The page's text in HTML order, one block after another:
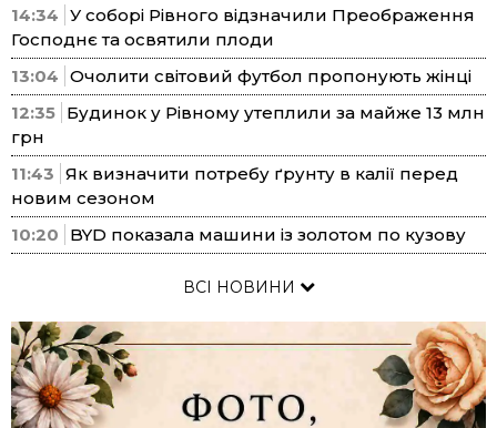
14:34 У соборі Рівного відзначили Преображення
Господнє та освятили плоди
13:04 Очолити світовий футбол пропонують жінці
12:35 Будинок у Рівному утеплили за майже 13 млн
грн
11:43 Як визначити потребу ґрунту в калії перед
новим сезоном
10:20
BYD показала машини із золотом по кузову
ВСІ НОВИНИ